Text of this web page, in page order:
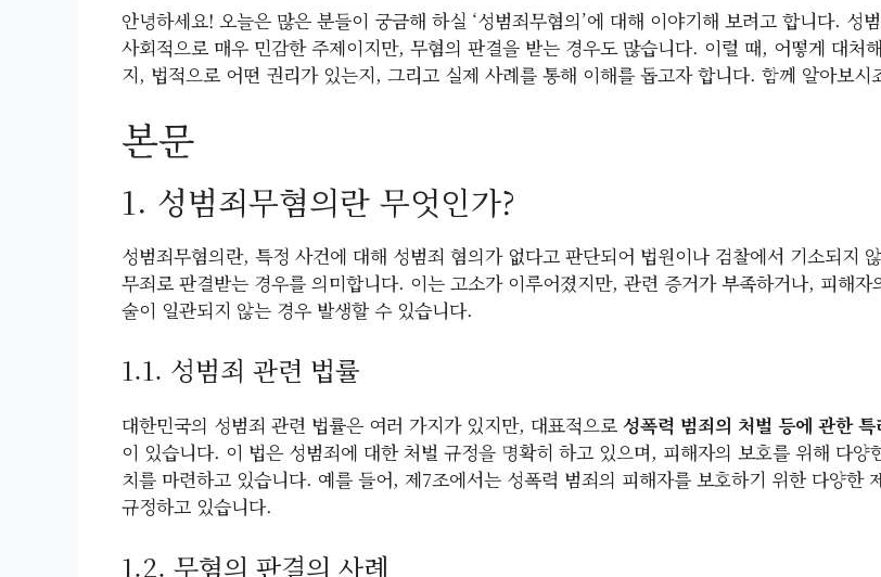
안녕하세요! 오늘은 많은 분들이 궁금해 하실 ‘성범죄무혐의’에 대해 이야기해 보려고 합니다. 성
사회적으로 매우 민감한 주제이지만, 무혐의 판결을 받는 경우도 많습니다. 이럴 때, 어떻게 대처
지, 법적으로 어떤 권리가 있는지, 그리고 실제 사례를 통해 이해를 돕고자 합니다. 함께 알아보시
본문
1. 성범죄무혐의란 무엇인가?
성범죄무혐의란, 특정 사건에 대해 성범죄 혐의가 없다고 판단되어 법원이나 검찰에서 기소되지
무죄로 판결받는 경우를 의미합니다. 이는 고소가 이루어졌지만, 관련 증거가 부족하거나, 피해자
술이 일관되지 않는 경우 발생할 수 있습니다.
1.1. 성범죄 관련 법률
대한민국의 성범죄 관련 법률은 여러 가지가 있지만, 대표적으로 성폭력 범죄의 처벌 등에 관한 특
이 있습니다. 이 법은 성범죄에 대한 처벌 규정을 명확히 하고 있으며, 피해자의 보호를 위해 다양
치를 마련하고 있습니다. 예를 들어, 제7조에서는 성폭력 범죄의 피해자를 보호하기 위한 다양한
규정하고 있습니다.
1.2. 무혐의 판결의 사례